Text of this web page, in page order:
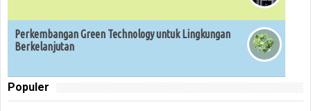
Perkembangan Green Technology untuk Lingkungan
Berkelanjutan
Populer